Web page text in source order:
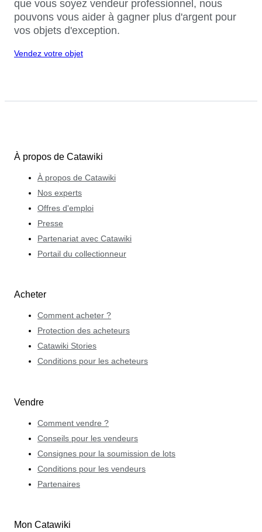
que vous soyez vendeur professionnel, nous
pouvons vous aider à gagner plus d'argent pour
vos objets d'exception.
Vendez votre objet
À propos de Catawiki
À propos de Catawiki
Nos experts
Offres d'emploi
Presse
Partenariat avec Catawiki
Portail du collectionneur
Acheter
Comment acheter ?
Protection des acheteurs
Catawiki Stories
Conditions pour les acheteurs
Vendre
Comment vendre ?
Conseils pour les vendeurs
Consignes pour la soumission de lots
Conditions pour les vendeurs
Partenaires
Mon Catawiki